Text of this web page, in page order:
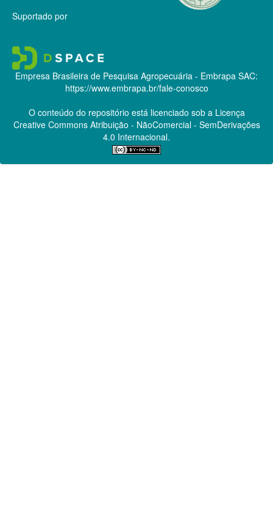
Suportado por
Empresa Brasileira de Pesquisa Agropecuária - Embrapa SAC:
https://www.embrapa.br/fale-conosco
O conteúdo do repositório está licenciado sob a Licença
Creative CommonsAtribuição - NãoComercial - SemDerivações
4.0 Internacional.